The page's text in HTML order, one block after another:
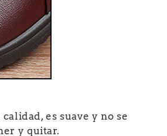
es suave y no se
y quitar.